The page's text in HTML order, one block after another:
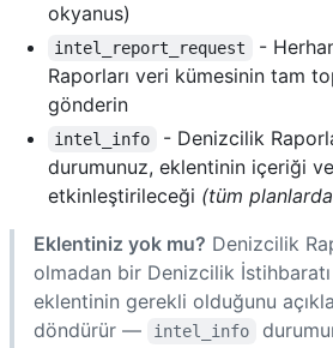
okyanus)
intel_report_request
-
Raporları veri kümesinin tam
gönderin
intel_info
- Denizcilik
durumunuz, eklentinin içeriği ve
etkinleştirileceği (tüm
Eklentiniz yok mu? Denizcilik
olmadan bir Denizcilik İstihbaratı
eklentinin gerekli olduğunu
döndürür —
intel_info